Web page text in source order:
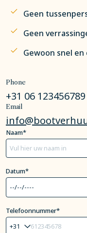
Geen
Geen
Gewoon snel
Phone
+31 06 123456789
Email
Naam*
Datum*
Telefoonnummer*